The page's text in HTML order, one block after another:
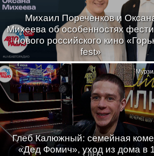
Михаил Пореченков и
Михеева об особенностях
нового российского кино
fest»
Глеб Калюжный: семейная
«Дед Фомич», уход из дома в